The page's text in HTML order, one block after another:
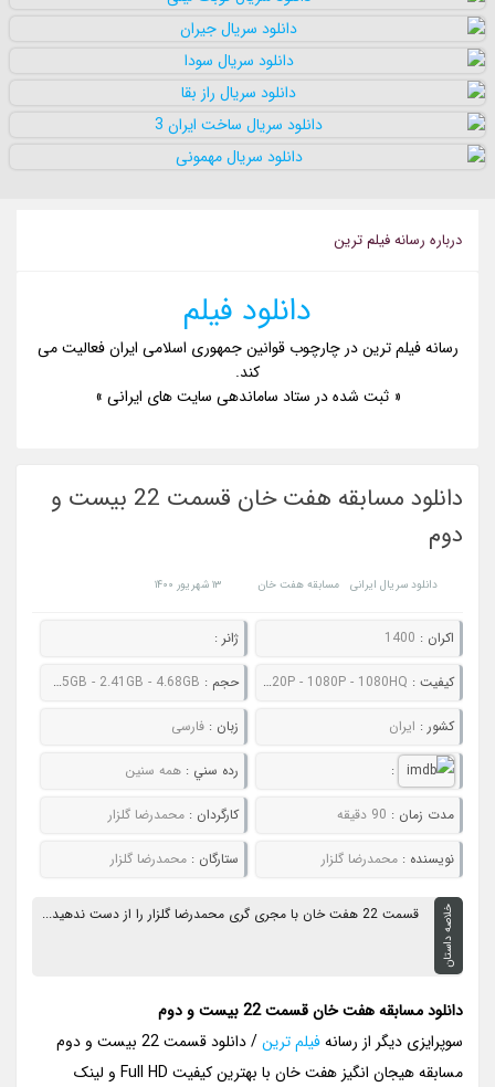
درباره رسانه فيلم ترين
دانلود فیلم
رسانه فیلم ترین در چارچوب قوانین جمهوری اسلامی ایران فعالیت می
کند.
« ثبت شده در ستاد ساماندهی سایت های ایرانی »
دانلود مسابقه هفت خان قسمت 22 بیست و
دوم
دانلود سریال ایرانی مسابقه هفت خان ۱۳ شهریور ۱۴۰۰
اکران : 1400 ژانر :
کيفيت : 480P - 720P - 1080P - 1080HQ حجم : 481MB - 665MB - 1.15GB - 2.41GB - 4.68GB
کشور : ایران زبان : فارسی
: رده سني : همه سنین
مدت زمان : 90 دقیقه کارگردان : محمدرضا گلزار
نويسنده :محمدرضا گلزار ستارگان : محمدرضا گلزار
خلاصه داستان قسمت 22 هفت خان با مجری گری محمدرضا گلزار را از دست ندهید...
دانلود مسابقه هفت خان قسمت 22 بیست و دوم
سوپرایزی دیگر از رسانهفیلم ترین
/ دانلود قسمت 22 بیست و دوم
مسابقه هیجان انگیز هفت خان با بهترین کیفیت Full HD و لینک